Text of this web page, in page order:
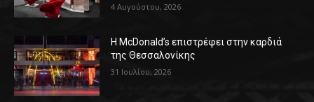
4 Αυγούστου, 2026
Η McDonald’s επιστρέφει στην καρδιά
της Θεσσαλονίκης
31 Ιουλίου, 2026